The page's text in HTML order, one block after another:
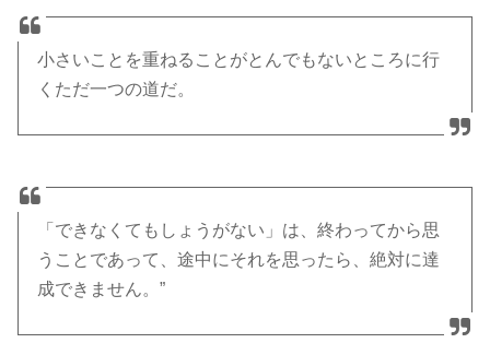
小さいことを重ねることがとんでもないところに行
くただ一つの道だ。
「できなくてもしょうがない」は、終わってから思
うことであって、途中にそれを思ったら、絶対に達
成できません。”